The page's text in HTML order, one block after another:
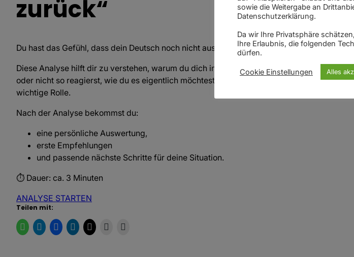
zurück“
Du hast das Gefühl, dass dein Deutsch noch nicht ausreicht? Oft liegt die eigentliche
Diese Analyse hilft dir zu verstehen, warum du dich in Gesprächen manchmal unsicher
oder nicht so reagierst, wie du es eigentlich möchtest. Denn nicht immer fehlen nur
wichtige Rolle.
Nach der Analyse bekommst du:
eine persönliche Auswertung,
erste Empfehlungen
und passende nächste Schritte für deine Situation.
⏱ Dauer: ca. 3 Minuten
ANALYSE STARTEN
Teilen mit:
sowie die Weitergabe an
Datenschutzerklärung.
Da wir Ihre Privatsphäre
Ihre Erlaubnis, die folgenden
dürfen.
Cookie Einstellungen Alles